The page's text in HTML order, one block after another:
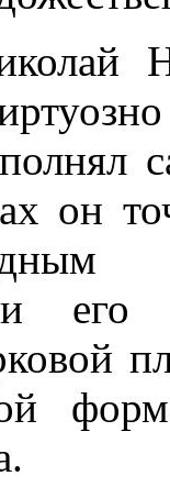
он
и его